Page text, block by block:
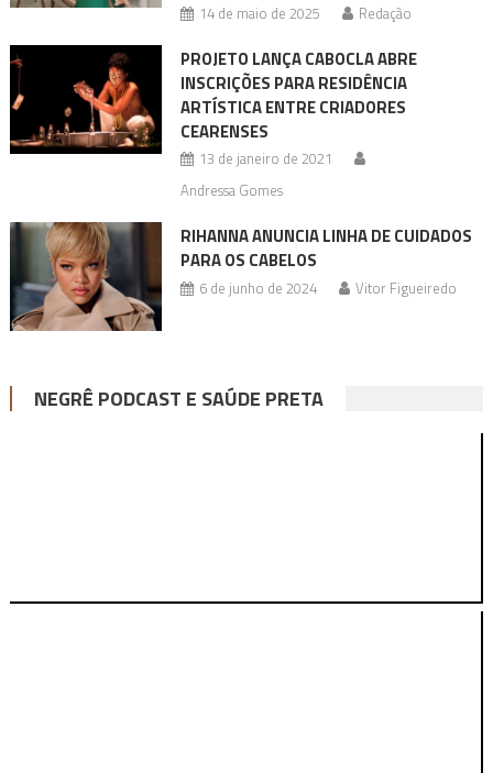
14 de maio de 2025 Redação
PROJETO LANÇA CABOCLA ABRE
INSCRIÇÕES PARA RESIDÊNCIA
ARTÍSTICA ENTRE CRIADORES
CEARENSES
13 de janeiro de 2021
Andressa Gomes
RIHANNA ANUNCIA LINHA DE CUIDADOS
PARA OS CABELOS
6 de junho de 2024 Vitor Figueiredo
NEGRÊ PODCAST E SAÚDE PRETA